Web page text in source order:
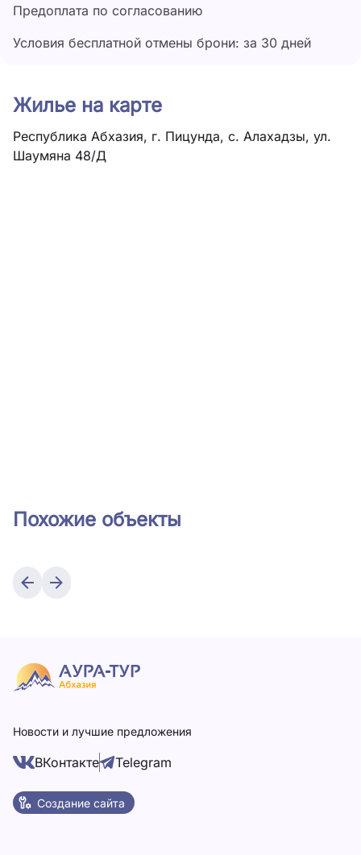
Предоплата по согласованию
Условия бесплатной отмены брони: за 30 дней
Жилье на карте
Республика Абхазия, г. Пицунда, с. Алахадзы, ул.
Шаумяна 48/Д
Похожие объекты
Новости и лучшие предложения
ВКонтакте Telegram
Создание сайта